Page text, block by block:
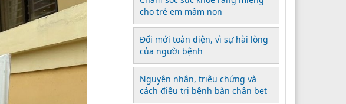
cho trẻ em mầm non
Đổi mới toàn diện, vì sự hài lòng
của người bệnh
Nguyên nhân, triệu chứng và
cách điều trị bệnh bàn chân bẹt